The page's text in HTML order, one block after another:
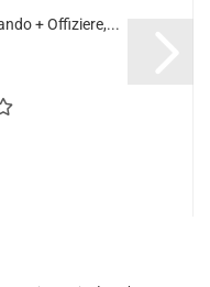
+ Offiziere,...